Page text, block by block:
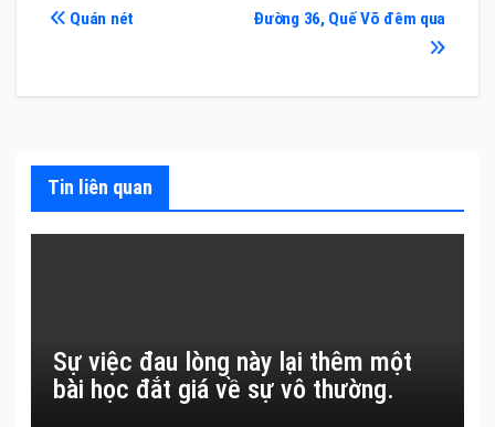
Điều
viết
Đường 36, Quế Võ đêm qua
Quán nét
Tin liên quan
Sự việc đau lòng này lại thêm một
bài học đắt giá về sự vô thường.